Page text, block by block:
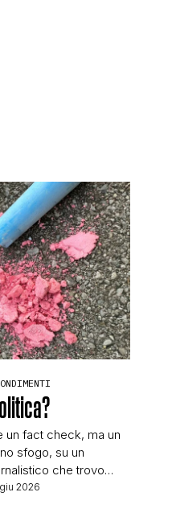
un fact check, ma un
sfogo, su un
che trovo
sanzionato
giu 2026